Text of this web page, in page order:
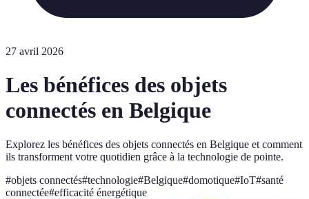
27 avril 2026
Les bénéfices des objets
connectés en Belgique
Explorez les bénéfices des objets connectés en Belgique et comment
ils transforment votre quotidien grâce à la technologie de pointe.
#objets connectés#technologie#Belgique#domotique#IoT#santé
connectée#efficacité énergétique